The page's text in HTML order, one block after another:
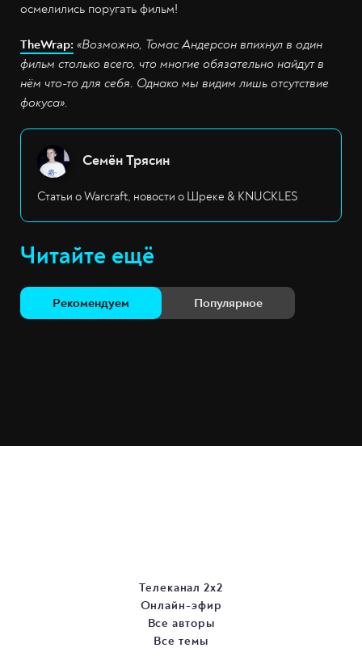
осмелились поругать фильм!
TheWrap: «Возможно, Томас Андерсон впихнул в один
фильм столько всего, что многие обязательно найдут в
нём что-то для себя. Однако мы видим лишь отсутствие
фокуса».
Семён Трясин
Статьи о Warcraft, новости о Шреке & KNUCKLES
Читайте ещё
Рекомендуем Популярное
Телеканал 2х2
Онлайн-эфир
Все авторы
Все темы